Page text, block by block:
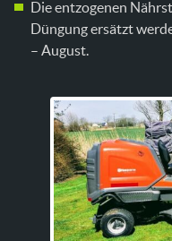
Die entzogenen
Düngung ersätzt
– August.